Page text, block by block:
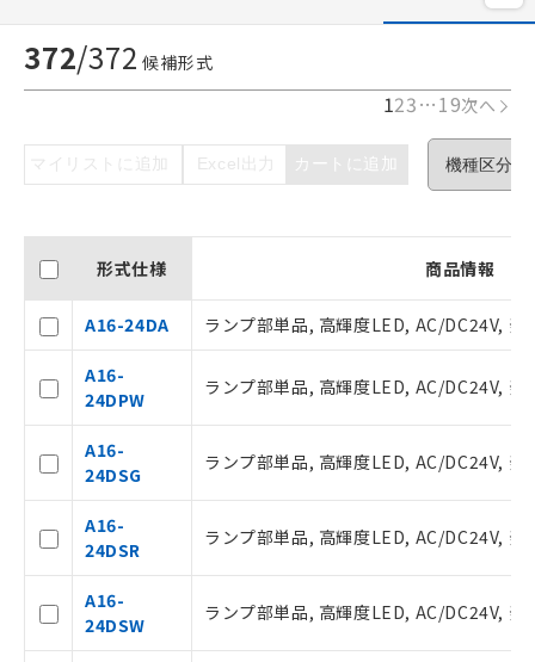
372/372 候補形式
123…19次へ
マイリストに追加 Excel出力 カートに追加
形式仕様 商品情報
A16-24DA ランプ部単品, 高輝度LED, AC/DC24V, 発
A16-
24DPW
ランプ部単品, 高輝度LED, AC/DC24V, 発
A16-
24DSG
ランプ部単品, 高輝度LED, AC/DC24V, 発
A16-
24DSR
ランプ部単品, 高輝度LED, AC/DC24V, 発
A16-
24DSW
ランプ部単品, 高輝度LED, AC/DC24V, 発
ご利用条件
以下の条件をお読みいただき、同意のうえ